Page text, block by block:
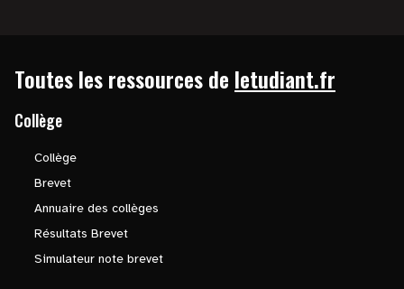
Toutes les ressources de letudiant.fr
Collège
Collège
Brevet
Annuaire des collèges
Résultats Brevet
Simulateur note brevet